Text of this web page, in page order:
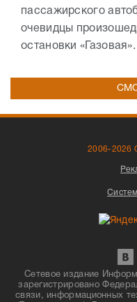
пассажирского
очевидцы
остановки
2006-
Сетевое издание
зарегистрировано
связи, информационных